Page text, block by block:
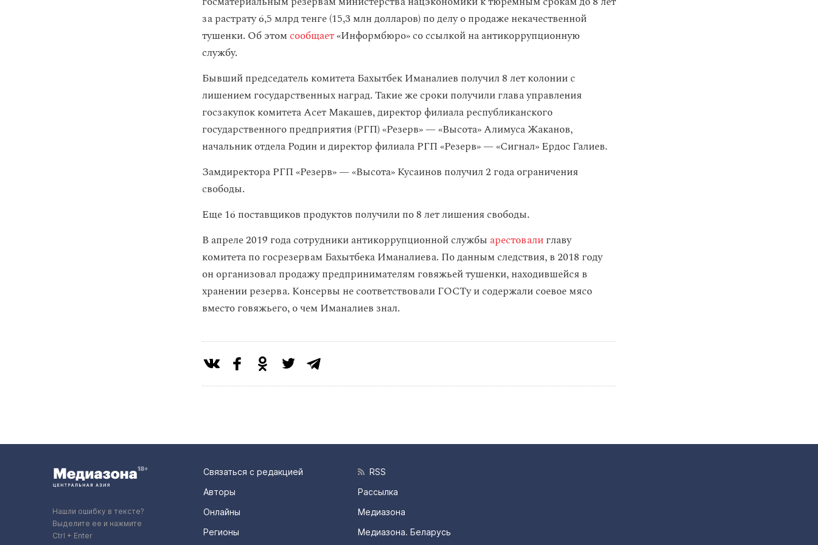
за растрату 6,5 млрд тенге (15,3 млн долларов) по делу о продаже некачественной
тушенки. Об этомсообщает«Информбюро» со ссылкой на антикоррупционную
службу.
Бывший председатель комитета Бахытбек Иманалиев получил 8 лет колонии с
лишением государственных наград. Такие же сроки получили глава управления
госзакупок комитета Асет Макашев, директор филиала республиканского
государственного предприятия (РГП) «Резерв» — «Высота» Алимуса Жаканов,
начальник отдела Родин и директор филиала РГП «Резерв» — «Сигнал» Ердос Галиев.
Замдиректора РГП «Резерв» — «Высота» Кусаинов получил 2 года ограничения
свободы.
Еще 16 поставщиков продуктов получили по 8 лет лишения свободы.
В апреле 2019 года сотрудники антикоррупционной службыарестовалиглаву
комитета по госрезервам Бахытбека Иманалиева. По данным следствия, в 2018 году
он организовал продажу предпринимателям говяжьей тушенки, находившейся в
хранении резерва. Консервы не соответствовали ГОСТу и содержали соевое мясо
вместо говяжьего, о чем Иманалиев знал.
Нашли ошибку в тексте?
Выделите ее и нажмите
Ctrl + Enter
Связаться с редакцией
Авторы
Онлайны
Регионы
RSS
Рассылка
Медиазона
Медиазона. Беларусь